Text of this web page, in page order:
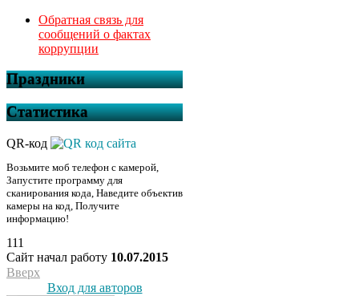
Обратная связь для
сообщений о фактах
коррупции
Праздники
Статистика
QR-код
Возьмите моб телефон с камерой,
Запустите программу для
сканирования кода, Наведите объектив
камеры на код, Получите
информацию!
111
Сайт начал работу 10.07.2015
Вверх
Вход для авторов